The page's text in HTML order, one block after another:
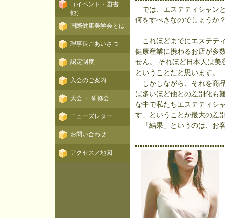
では、エステティシャン
何をすべきなのでしょうか
これほどまでにエステテ
健康産業に携わるお店が多
せん。 それほど日本人は美
ということだと思います。
しかしながら、それを商
ば多いほど他との差別化も
な中で私たちエステティシ
す」ということが最大の差
「結果」というのは、お
（イベント・図書
他）
国際健康美学会とは
理事長ごあいさつ
認定制度
入会のご案内
大会 ・ 研修会
ニューズレター
お問い合わせ
アクセス／地図